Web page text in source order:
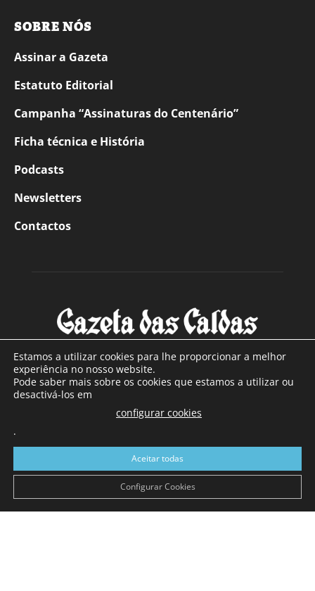
SOBRE NÓS
Assinar a Gazeta
Estatuto Editorial
Campanha “Assinaturas do Centenário”
Ficha técnica e História
Podcasts
Newsletters
Contactos
SOBRE NÓS
Com sede nas Caldas da Rainha e mais de 90 anos de
a sul de distrito de Leiria, com mais de 40.000 leitores por
toda a região Oeste. Jornal com distribuição em Portugal
Continental e assinatura online.
Estamos a utilizar cookies para lhe proporcionar a melhor
experiência no nosso website.
Pode saber mais sobre os cookies que estamos a utilizar ou
desactivá-los em
configurar cookies
.
Aceitar todas
Configurar Cookies